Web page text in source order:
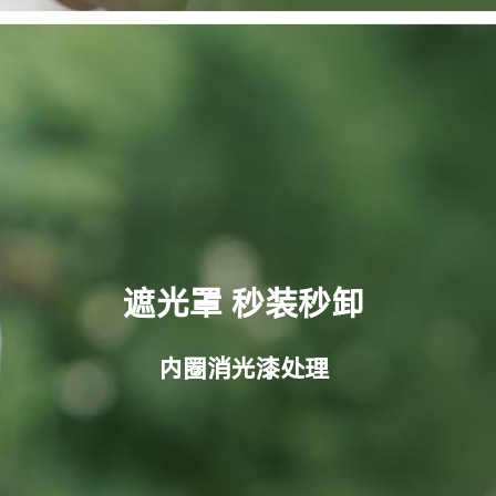
遮光罩 秒装秒卸
内圈消光漆处理